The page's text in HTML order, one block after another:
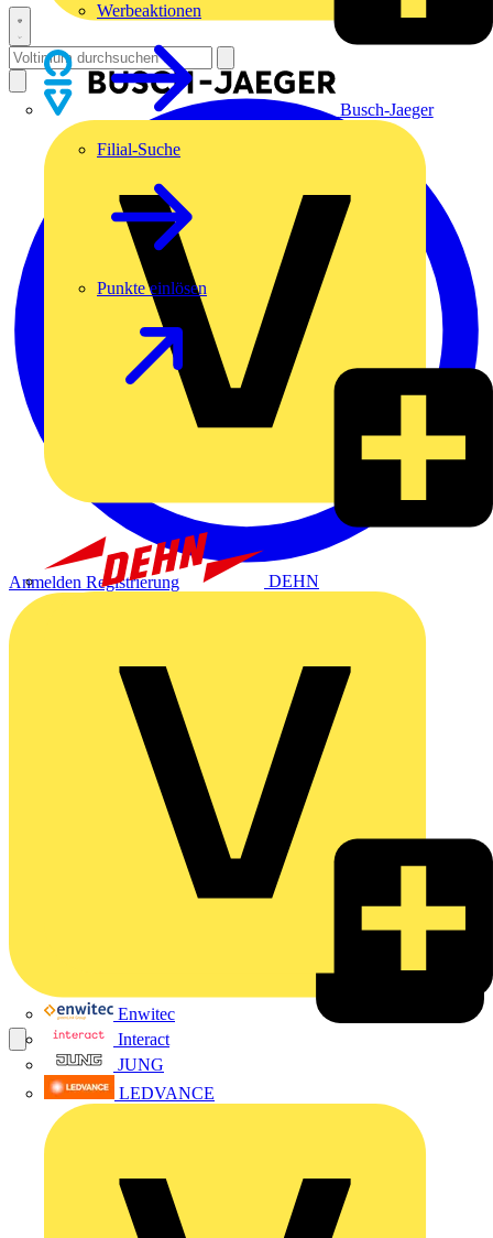
Busch-Jaeger
DEHN
Enwitec
Interact
JUNG
LEDVANCE
Werbeaktionen
Filial-Suche
Punkte einlösen
Anmelden Registrierung